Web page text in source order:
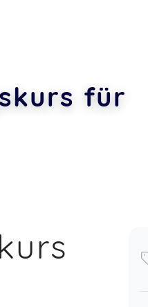
für
jetzt darauf,
zu sein.